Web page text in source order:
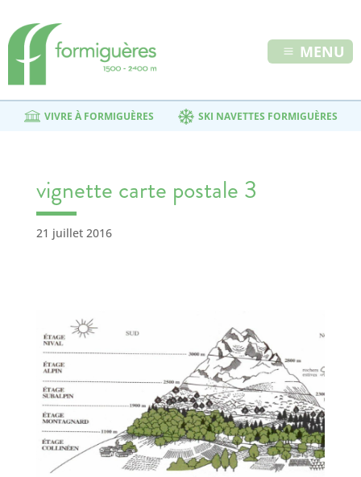
MENU
VIVRE À FORMIGUÈRES SKI NAVETTES FORMIGUÈRES
vignette carte postale 3
21 juillet 2016